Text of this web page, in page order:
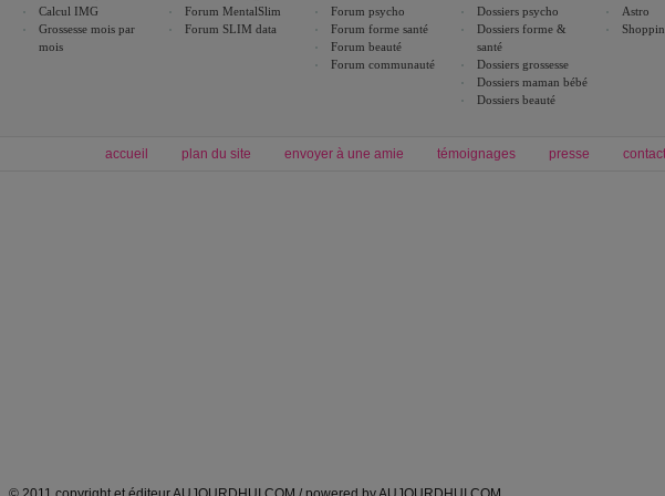
Calcul IMG
Grossesse mois par
mois
Forum MentalSlim
Forum SLIM data
Forum psycho
Forum forme santé
Forum beauté
Forum communauté
Dossiers psycho
Dossiers forme &
santé
Dossiers grossesse
Dossiers maman bébé
Dossiers beauté
Astro
accueil plan du site envoyer à une amie témoignages presse contact